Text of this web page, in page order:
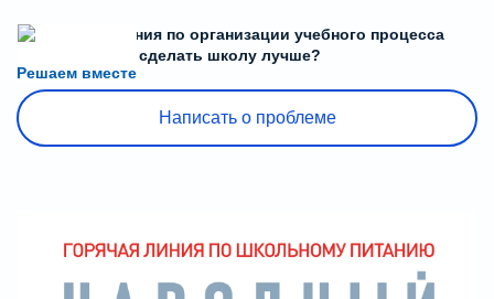
Решаем вместе
Есть предложения по организации учебного процесса
или знаете, как сделать школу лучше?
Написать о проблеме